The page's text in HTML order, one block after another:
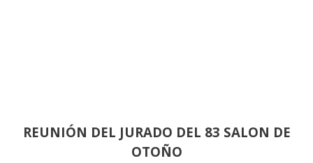
REUNIÓN DEL JURADO DEL 83 SALON DE
OTOÑO